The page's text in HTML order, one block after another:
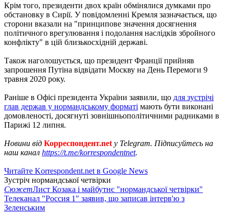
Крім того, президенти двох країн обмінялися думками про
обстановку в Сирії. У повідомленні Кремля зазначається, що
сторони вказали на "принципове значення досягнення
політичного врегулювання і подолання наслідків збройного
конфлікту" в цій близькосхідній державі.
Також наголошується, що президент Франції прийняв
запрошення Путіна відвідати Москву на День Перемоги 9
травня 2020 року.
Раніше в Офісі президента України заявили, що для зустрічі
глав держав у нормандському форматі мають бути виконані
домовленості, досягнуті зовнішньополітичними радниками в
Парижі 12 липня.
Новини від Корреспондент.net у Telegram. Підписуйтесь на
наш канал https://t.me/korrespondentnet.
Читайте Korrespondent.net в Google News
Зустріч нормандської четвірки
СюжетЛист Козака і майбутнє "нормандської четвірки"
Телеканал "Россия 1" заявив, що записав інтерв'ю з
Зеленським